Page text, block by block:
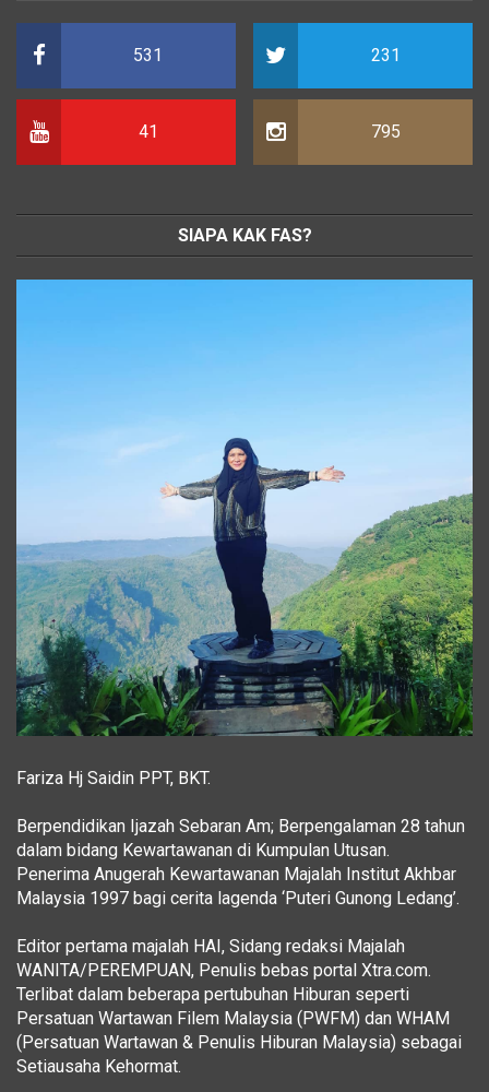
531 231
41 795
SIAPA KAK FAS?
Fariza Hj Saidin PPT, BKT.
Berpendidikan Ijazah Sebaran Am; Berpengalaman 28 tahun
dalam bidang Kewartawanan di Kumpulan Utusan.
Penerima Anugerah Kewartawanan Majalah Institut Akhbar
Malaysia 1997 bagi cerita lagenda ‘Puteri Gunong Ledang’.
Editor pertama majalah HAI, Sidang redaksi Majalah
WANITA/PEREMPUAN, Penulis bebas portal Xtra.com.
Terlibat dalam beberapa pertubuhan Hiburan seperti
Persatuan Wartawan Filem Malaysia (PWFM) dan WHAM
(Persatuan Wartawan & Penulis Hiburan Malaysia) sebagai
Setiausaha Kehormat.